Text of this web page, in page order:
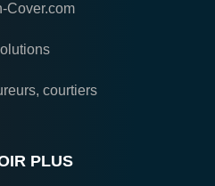
Cover.com
courtiers
PLUS